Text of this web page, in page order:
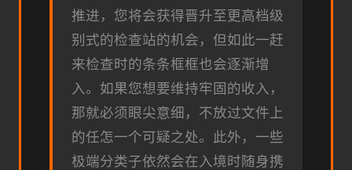
推进，您将会获得晋升至更高档级
别式的检查站的机会，但如此一赶
来检查时的条条框框也会逐渐增
入。如果您想要维持牢固的收入，
那就必须眼尖意细，不放过文件上
的任怎一个可疑之处。此外，一些
极端分类子依然会在入境时随身携